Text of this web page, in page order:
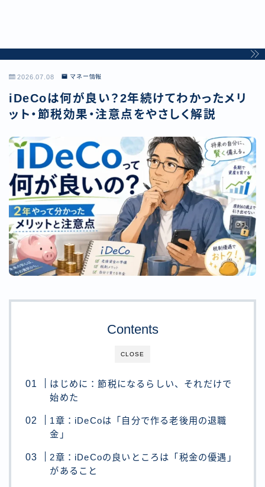
2026.07.08 マネー情報
iDeCoは何が良い？2年続けてわかったメリ
ット・節税効果・注意点をやさしく解説
CLOSE
Contents
はじめに：節税になるらしい、それだけで
始めた
1章：iDeCoは「自分で作る老後用の退職
金」
2章：iDeCoの良いところは「税金の優遇」
があること